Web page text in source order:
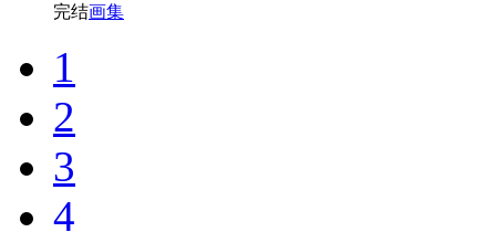
完结画集
1
2
3
4